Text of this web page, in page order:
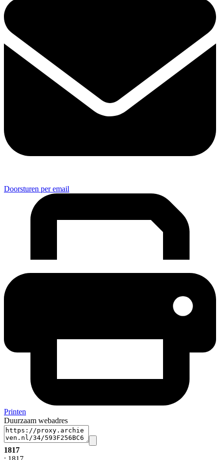
Doorsturen per email
Printen
Duurzaam webadres
1817